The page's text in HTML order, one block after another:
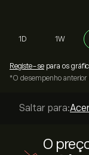
1D 1W
Registe-se para os
*O desempenho
Saltar para:
O